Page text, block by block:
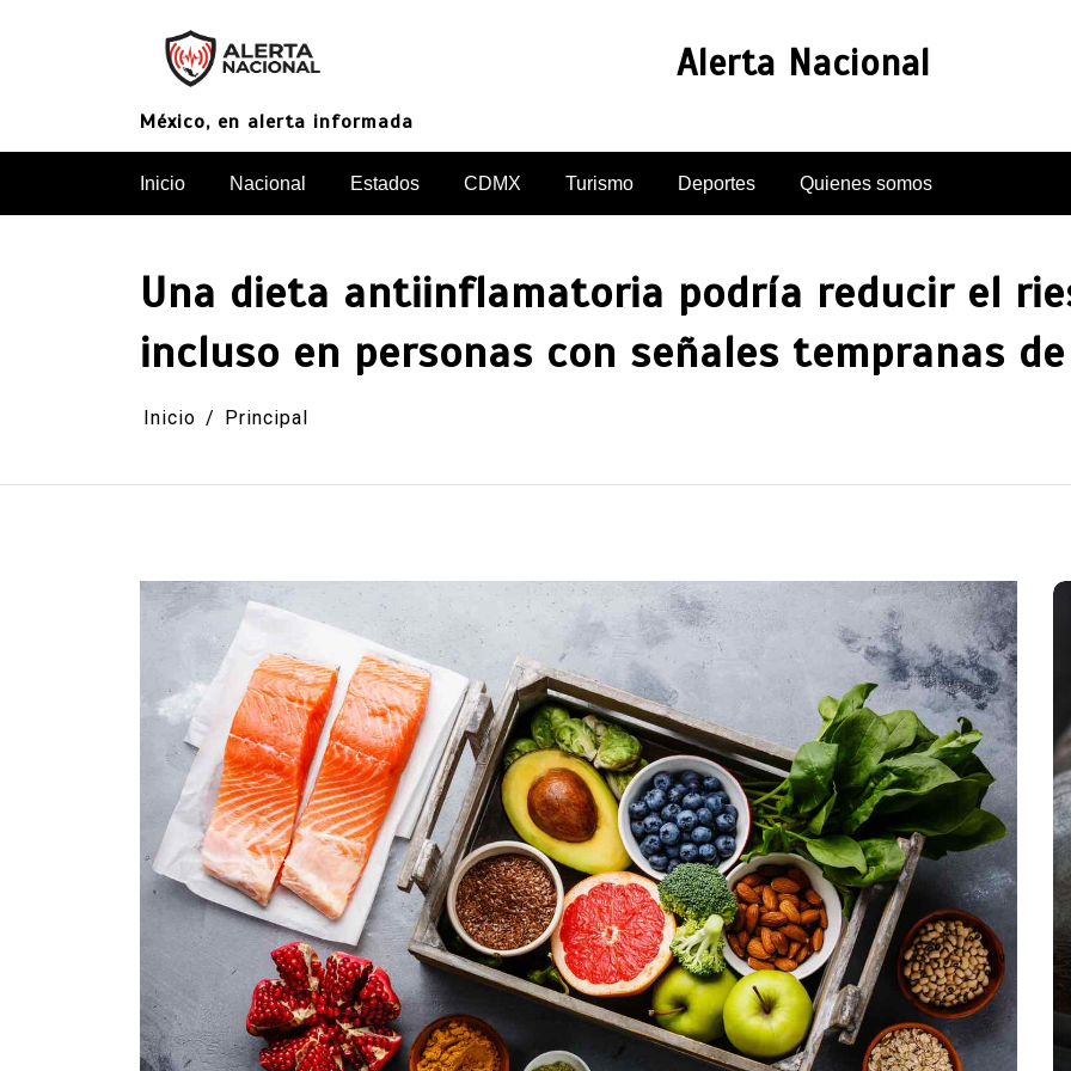
Alerta Nacional
México, en alerta informada
Inicio Nacional Estados CDMX Turismo Deportes Quienes somos
Una dieta antiinflamatoria podría reducir el
incluso en personas con señales tempranas
Inicio Principal
En Animales Principal
Rescatan a un hipopótamo
bebé en Colombia: fue hallado
solo, deshidratado y en estado